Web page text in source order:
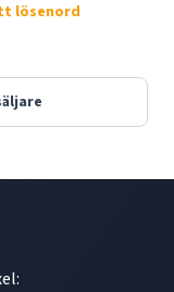
lösenord